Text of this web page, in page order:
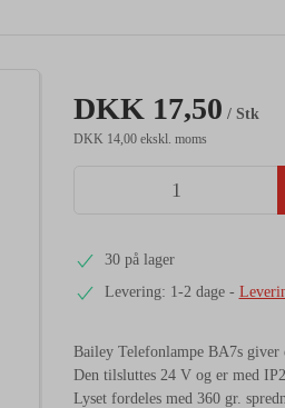
DKK 17,50 / Stk
DKK 14,00 ekskl. moms
30 på lager
Levering: 1-2 dage-
Bailey Telefonlampe BA7s
Den tilsluttes 24 V og er med
Lyset fordeles med 360 gr.